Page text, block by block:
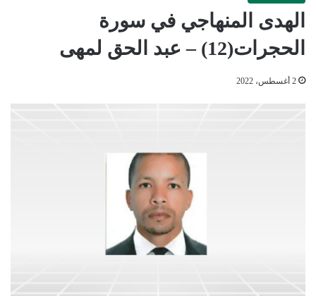
الهدى المنهاجي في سورة
الحجرات(12) – عبد الحق لمهى
2 أغسطس، 2022